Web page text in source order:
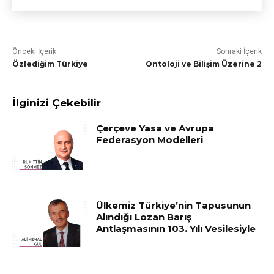
Önceki İçerik
Özlediğim Türkiye
Sonraki İçerik
Ontoloji ve Bilişim Üzerine 2
İlginizi Çekebilir
Çerçeve Yasa ve Avrupa
Federasyon Modelleri
Ülkemiz Türkiye’nin Tapusunun
Alındığı Lozan Barış
Antlaşmasının 103. Yılı Vesilesiyle